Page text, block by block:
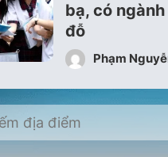
bạ, có
đỗ
Phạm